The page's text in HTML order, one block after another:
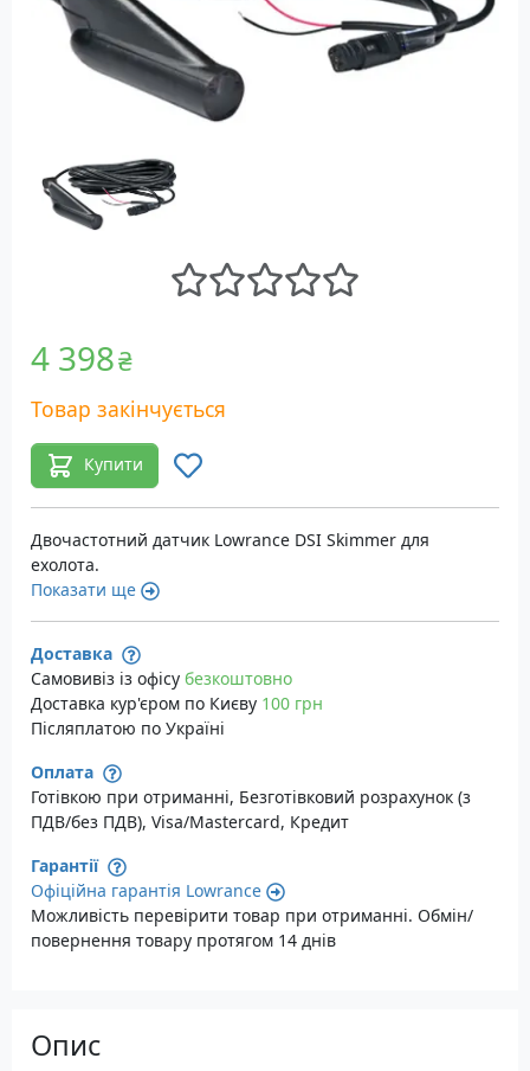
4 398₴
Товар закінчується
Купити
Двочастотний датчик Lowrance DSI Skimmer для
ехолота.
Показати ще
Доставка
Самовивіз із офісу безкоштовно
Доставка кур'єром по Києву 100 грн
Післяплатою по Україні
Оплата
Готівкою при отриманні, Безготівковий розрахунок (з
ПДВ/без ПДВ), Visa/Mastercard, Кредит
Гарантії
Офіційна гарантія Lowrance
Можливість перевірити товар при отриманні. Обмін/
повернення товару протягом 14 днів
Опис